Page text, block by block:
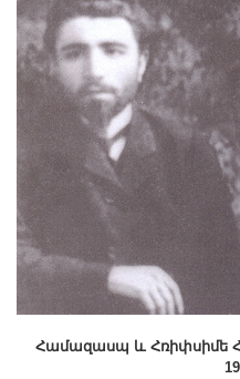
Համազասպ և Հռիփսիմե